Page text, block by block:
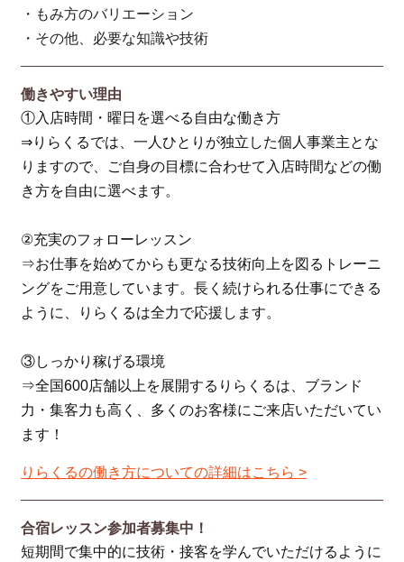
・もみ方のバリエーション
・その他、必要な知識や技術
働きやすい理由
①入店時間・曜日を選べる自由な働き方
⇒りらくるでは、一人ひとりが独立した個人事業主とな
りますので、ご自身の目標に合わせて入店時間などの働
き方を自由に選べます。
②充実のフォローレッスン
⇒お仕事を始めてからも更なる技術向上を図るトレーニ
ングをご用意しています。長く続けられる仕事にできる
ように、りらくるは全力で応援します。
③しっかり稼げる環境
⇒全国600店舗以上を展開するりらくるは、ブランド
力・集客力も高く、多くのお客様にご来店いただいてい
ます！
りらくるの働き方についての詳細はこちら >
合宿レッスン参加者募集中！
短期間で集中的に技術・接客を学んでいただけるように